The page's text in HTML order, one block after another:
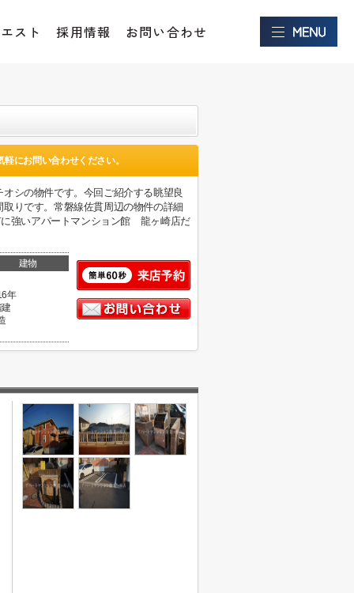
スト 採用情報 お問い合わせ
にお問い合わせください。
シの物件です。今回ご紹介する眺望良
りです。常磐線佐貫周辺の物件の詳細
に強いアパートマンション館 龍ヶ崎店だ
建物
年
建